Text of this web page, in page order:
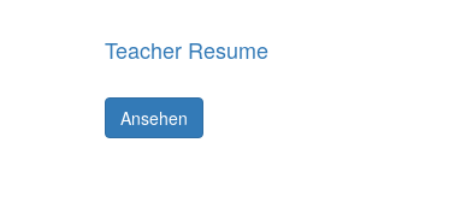
Teacher Resume
Ansehen